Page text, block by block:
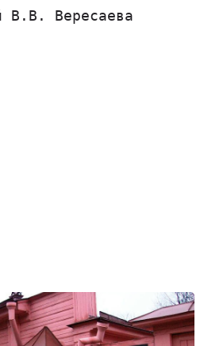
В.В. Вересаева